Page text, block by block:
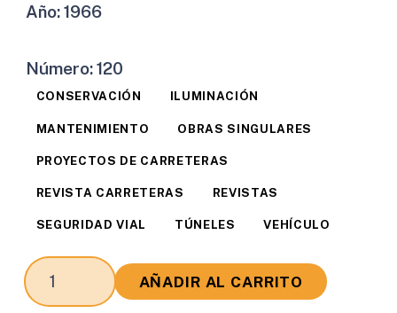
Año:1966
Número:120
CONSERVACIÓN ILUMINACIÓN
MANTENIMIENTO OBRAS SINGULARES
PROYECTOS DE CARRETERAS
REVISTA CARRETERAS REVISTAS
SEGURIDAD VIAL TÚNELES VEHÍCULO
Revista
Carreteras
AÑADIR AL CARRITO